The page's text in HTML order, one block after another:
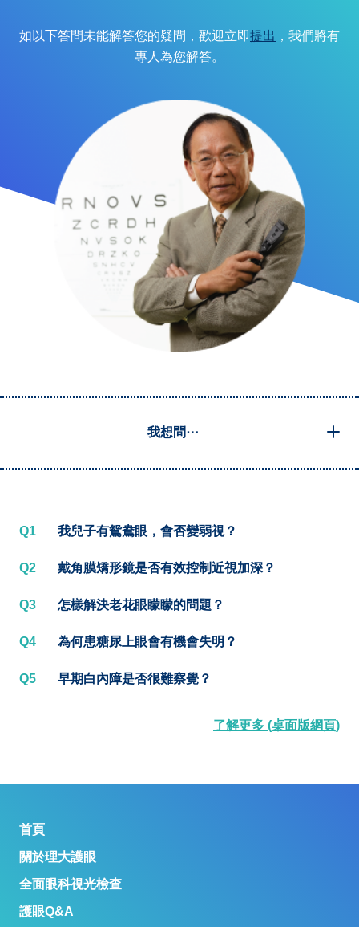
如以下答問未能解答您的疑問，歡迎立即提出 ，我們將有
專人為您解答。
我想問⋯
Q1 我兒子有鴛鴦眼，會否變弱視？
Q2 戴角膜矯形鏡是否有效控制近視加深？
Q3 怎樣解決老花眼矇矇的問題？
Q4 為何患糖尿上眼會有機會失明？
Q5 早期白內障是否很難察覺？
了解更多 (桌面版網頁)
首頁
關於理大護眼
全面眼科視光檢查
護眼Q&A